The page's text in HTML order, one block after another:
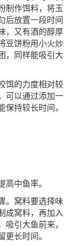
制作饵料，将玉
后放置一段时间
，又有酒的醇厚
豆饼粉用小火炒
，同样能吸引大
饵的力度相对较
可以通过添加一
持较长时间，
中鱼率。
。窝料要选择味
成窝料，再加入
引大鱼前来，
长时间。